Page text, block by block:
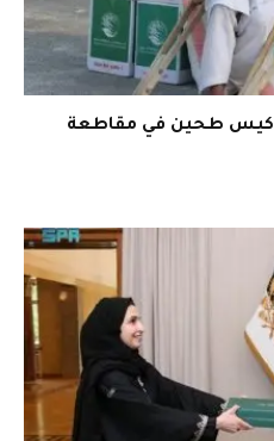
العربية السعودية توزع 1500 كيس طحين في مقاطعة